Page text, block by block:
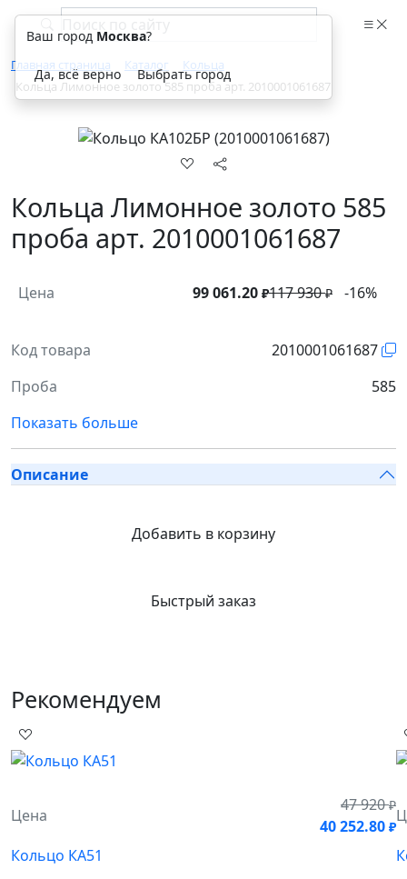
Главная страница Каталог
Кольца
Кольца Лимонное золото 585 проба арт. 2010001061687
Кольца Лимонное золото 585
проба арт. 2010001061687
Цена 99 061.20 ₽117 930₽ -16%
Код товара
2010001061687
Проба
585
Показать больше
Описание
Добавить в корзину
Быстрый заказ
Рекомендуем
Цена
47 920₽
40 252.80 ₽
Кольцо КА51
Ваш город Москва?
Да, всё верно Выбрать город